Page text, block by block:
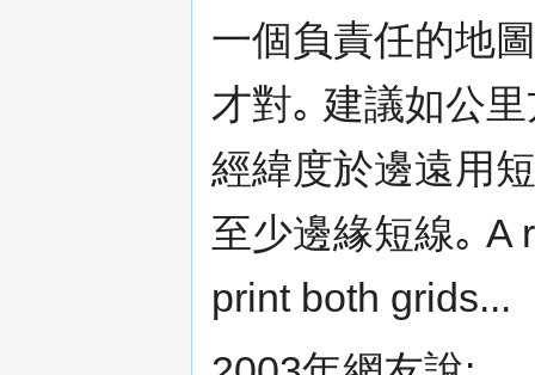
一個負責任的地
才對｡ 建議如公
經緯度於邊遠用
至少邊緣短線｡ A
print both grids...